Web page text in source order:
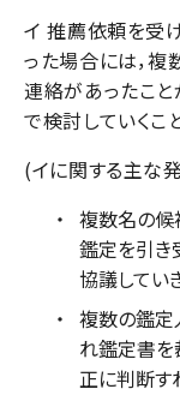
イ 推薦依頼を受
った場合には，
連絡があったこ
で検討していくこ
(イに関する主な
複数名の候
鑑定を引き
協議してい
複数の鑑定
れ鑑定書を
正に判断す